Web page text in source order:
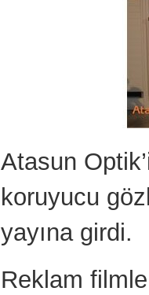
Atasun
koruyucu
yayına girdi.
Reklam